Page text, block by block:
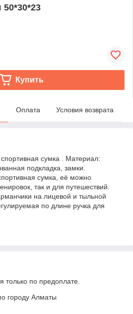
Купить
Оплата Условия возврата
сумка . Материал:
подкладка, замки.
сумка, её можно
так и для путешествий.
на лицевой и тыльной
по длине ручка для
только по предоплате.
городу Алматы